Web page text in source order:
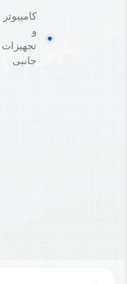
کامپیوتر
و
تجهیزات
جانبی